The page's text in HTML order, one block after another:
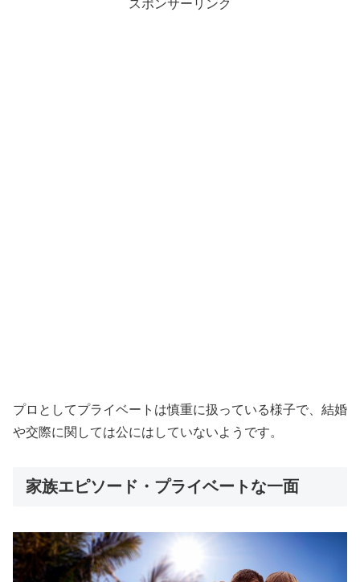
スポンサーリンク
プロとしてプライベートは慎重に扱っている様子で、結婚
や交際に関しては公にはしていないようです。
家族エピソード・プライベートな一面